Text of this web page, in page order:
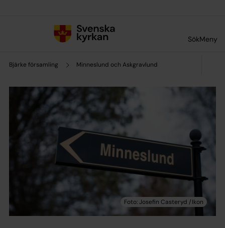
SökMeny
Bjärke församling Minneslund och Askgravlund